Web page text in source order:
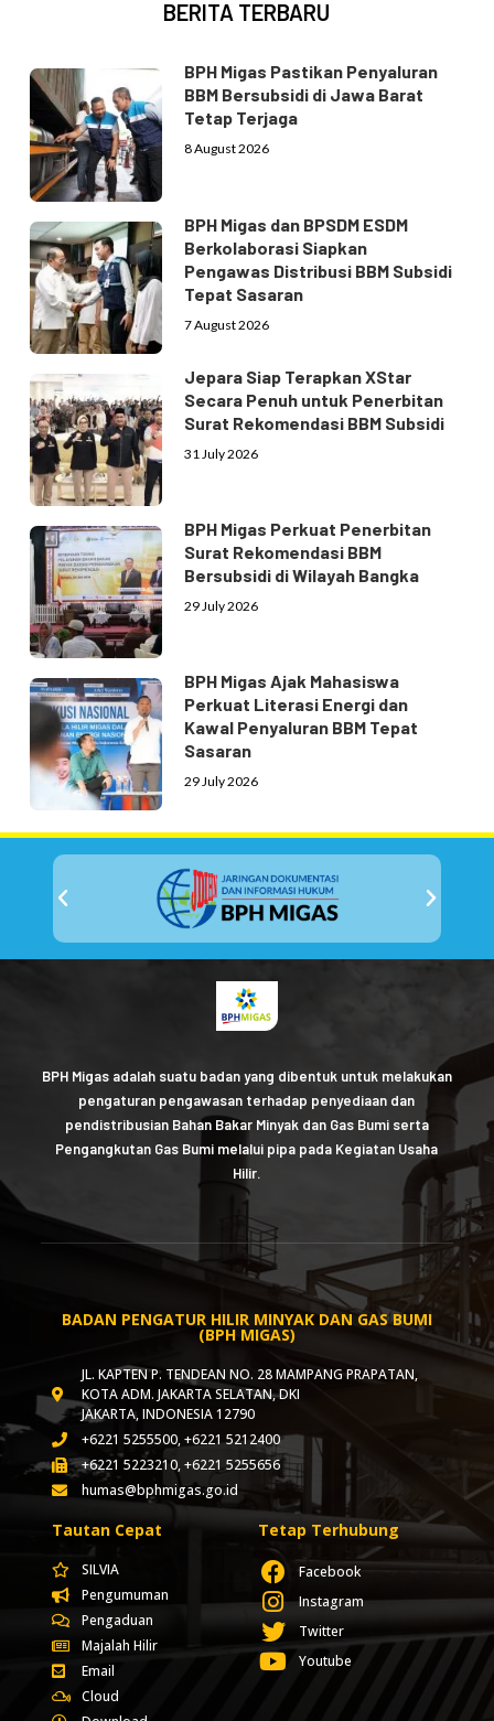
BERITA TERBARU
BPH Migas Pastikan Penyaluran
BBM Bersubsidi di Jawa Barat
Tetap Terjaga
8 August 2026
BPH Migas dan BPSDM ESDM
Berkolaborasi Siapkan
Pengawas Distribusi BBM Subsidi
Tepat Sasaran
7 August 2026
Jepara Siap Terapkan XStar
Secara Penuh untuk Penerbitan
Surat Rekomendasi BBM Subsidi
31 July 2026
BPH Migas Perkuat Penerbitan
Surat Rekomendasi BBM
Bersubsidi di Wilayah Bangka
29 July 2026
BPH Migas Ajak Mahasiswa
Perkuat Literasi Energi dan
Kawal Penyaluran BBM Tepat
Sasaran
29 July 2026
BPH Migas adalah suatu badan yang dibentuk untuk melakukan
pengaturan pengawasan terhadap penyediaan dan
pendistribusian Bahan Bakar Minyak dan Gas Bumi serta
Pengangkutan Gas Bumi melalui pipa pada Kegiatan Usaha
Hilir.
BADAN PENGATUR HILIR MINYAK DAN GAS BUMI
(BPH MIGAS)
JL. KAPTEN P. TENDEAN NO. 28 MAMPANG PRAPATAN,
KOTA ADM. JAKARTA SELATAN, DKI
JAKARTA, INDONESIA 12790
+6221 5255500, +6221 5212400
+6221 5223210, +6221 5255656
humas@bphmigas.go.id
Tautan Cepat
SILVIA
Pengumuman
Pengaduan
Majalah Hilir
Email
Cloud
Tetap Terhubung
Facebook
Instagram
Twitter
Youtube